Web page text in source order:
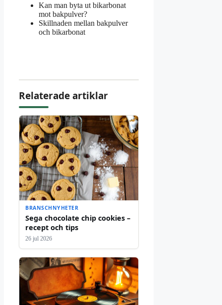
Kan man byta ut bikarbonat
mot bakpulver?
Skillnaden mellan bakpulver
och bikarbonat
Relaterade artiklar
BRANSCHNYHETER
Sega chocolate chip cookies –
recept och tips
26 jul 2026